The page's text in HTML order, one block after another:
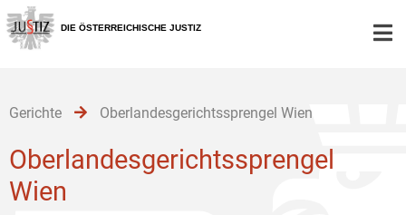
Zur
Hauptnavigation
[1]
Zum
Inhalt
[2]
Zum
Untermenü
[3]
DIE ÖSTERREICHISCHE JUSTIZ
Gerichte Oberlandesgerichtssprengel Wien
Oberlandesgerichtssprengel
Wien